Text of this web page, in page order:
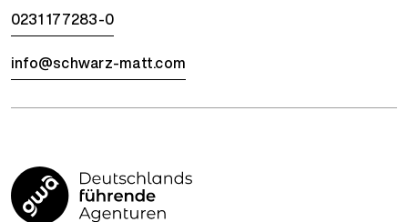
0231 177283-0
info@schwarz-matt.com